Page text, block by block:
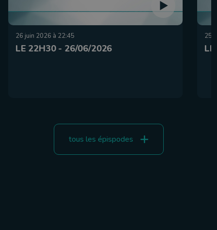
26 juin 2026 à 22:45
LE 22H30 - 26/06/2026
25
tous les épispodes